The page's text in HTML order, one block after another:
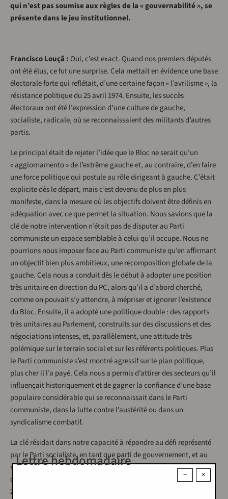
qui n’est pas soumise aux règles de la « gouvernabilité », se
présente dans le jeu institutionnel.
Francisco Louçã : Oui, c’est exact. Quand nos premiers députés
ont été élus, ce fut une surprise. Cela mettait en évidence une base
électorale forte qui reflétait, d’une certaine façon « l’avrilisme », la
résistance politique du 25 avril 1974. Ensuite, les succès
électoraux ont été l’expression d’une culture de gauche,
socialiste, radicale, où se reconnaissaient des militants d’autres
partis.
Le principal était de rejeter l’idée que le Bloc ne serait qu’un
« aggiornamento » de l’extrême gauche et, au contraire, d’en faire
une force politique qui postule au rôle dirigeant à gauche. C’était
explicite dès le départ, mais c’est devenu de plus en plus
manifeste, dans la mesure où les objectifs doivent être définis en
adéquation avec ce que permet la situation. Nous savions que la
clé de notre intervention n’était pas de disputer au Parti
communiste un espace semblable à celui qu’il occupe. Nous ne
pourrions nous imposer face au Parti communiste qu’en affirmant
un objectif bien plus ambitieux, une recomposition globale de la
gauche. Cela nous a conduit dès le début à adopter une position
très unitaire en direction du PC, alors qu’il a d’abord cherché,
comme on pouvait s’y attendre, à mépriser et ignorer l’existence
du Bloc. Ensuite, il a adopté une politique double : des rapports
très unitaires au Parlement, construits sur des discussions et des
négociations intenses, et, parallèlement, une attitude très
polémique sur le terrain social et sur les référents politiques. Plus
le Parti communiste s’est montré agressif sur le plan politique,
plus cher il l’a payé. Cela nous a permis d’attirer des secteurs qu’il
influençait historiquement et de gagner la confiance d’une base
populaire considérable qui se reconnaissait dans le Parti
communiste, dans la lutte contre l’austérité ou dans un
syndicalisme combatif.
La clé résidait dans notre capacité à répondre au défi représenté
par le Parti socialiste, en tant que parti de gouvernement, et au
régime d’« alternance ». Nous avons pu avoir un impact politique
considérable quand le Parti socialiste a perdu les élections en
2002 face à la droite. Nous avons développé une activité politique
×
−
Lettre hebdomadaire